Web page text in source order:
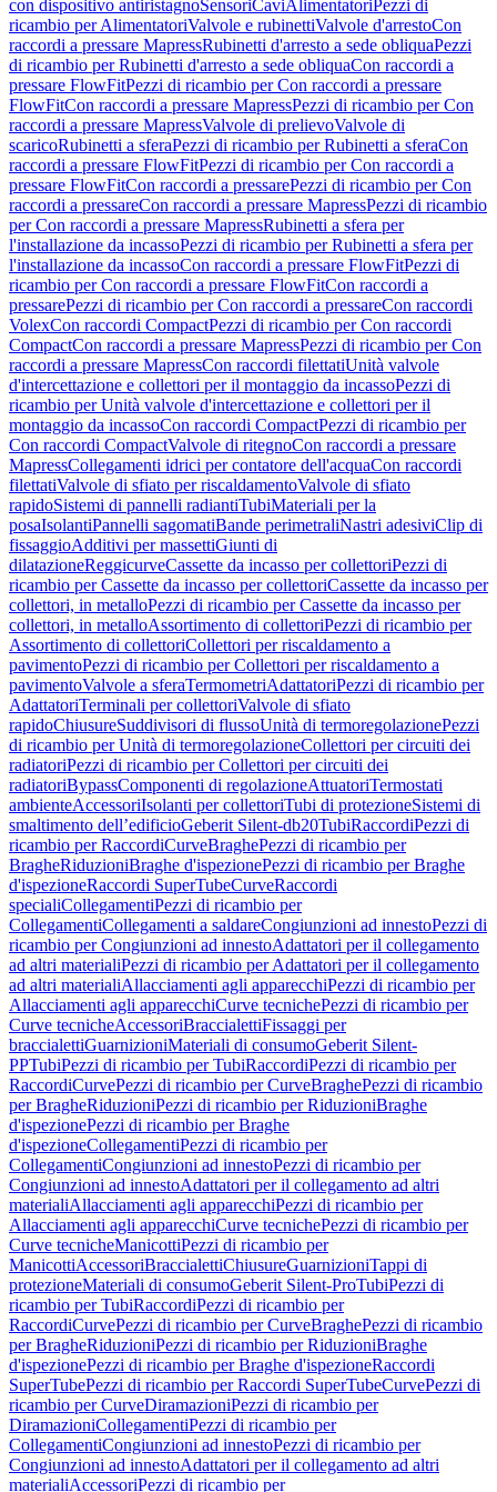
con dispositivo antiristagnoSensoriCaviAlimentatori Pezzi di
ricambio per AlimentatoriValvole e rubinettiValvole d'arrestoCon
raccordi a pressare MapressRubinetti d'arresto a sede obliquaPezzi
di ricambio per Rubinetti d'arresto a sede obliquaCon raccordi a
pressare FlowFitPezzi di ricambio per Con raccordi a pressare
FlowFitCon raccordi a pressare MapressPezzi di ricambio per Con
raccordi a pressare MapressValvole di prelievoValvole di
scaricoRubinetti a sferaPezzi di ricambio per Rubinetti a sferaCon
raccordi a pressare FlowFitPezzi di ricambio per Con raccordi a
pressare FlowFitCon raccordi a pressarePezzi di ricambio per Con
raccordi a pressareCon raccordi a pressare MapressPezzi di ricambio
per Con raccordi a pressare MapressRubinetti a sfera per
l'installazione da incassoPezzi di ricambio per Rubinetti a sfera per
l'installazione da incassoCon raccordi a pressare FlowFitPezzi di
ricambio per Con raccordi a pressare FlowFitCon raccordi a
pressarePezzi di ricambio per Con raccordi a pressareCon raccordi
VolexCon raccordi CompactPezzi di ricambio per Con raccordi
CompactCon raccordi a pressare MapressPezzi di ricambio per Con
raccordi a pressare MapressCon raccordi filettatiUnità valvole
d'intercettazione e collettori per il montaggio da incassoPezzi di
ricambio per Unità valvole d'intercettazione e collettori per il
montaggio da incassoCon raccordi CompactPezzi di ricambio per
Con raccordi CompactValvole di ritegnoCon raccordi a pressare
MapressCollegamenti idrici per contatore dell'acquaCon raccordi
filettatiValvole di sfiato per riscaldamentoValvole di sfiato
rapidoSistemi di pannelli radiantiTubiMateriali per la
posaIsolantiPannelli sagomatiBande perimetraliNastri adesiviClip di
fissaggioAdditivi per massettiGiunti di
dilatazioneReggicurveCassette da incasso per collettoriPezzi di
ricambio per Cassette da incasso per collettoriCassette da incasso per
collettori, in metalloPezzi di ricambio per Cassette da incasso per
collettori, in metalloAssortimento di collettoriPezzi di ricambio per
Assortimento di collettoriCollettori per riscaldamento a
pavimentoPezzi di ricambio per Collettori per riscaldamento a
pavimentoValvole a sferaTermometriAdattatoriPezzi di ricambio per
AdattatoriTerminali per collettoriValvole di sfiato
rapidoChiusureSuddivisori di flussoUnità di termoregolazionePezzi
di ricambio per Unità di termoregolazioneCollettori per circuiti dei
radiatoriPezzi di ricambio per Collettori per circuiti dei
radiatoriBypassComponenti di regolazioneAttuatoriTermostati
ambienteAccessoriIsolanti per collettoriTubi di protezioneSistemi di
smaltimento dell’edificioGeberit Silent-db20TubiRaccordiPezzi di
ricambio per RaccordiCurveBraghePezzi di ricambio per
BragheRiduzioniBraghe d'ispezionePezzi di ricambio per Braghe
d'ispezioneRaccordi SuperTubeCurveRaccordi
specialiCollegamentiPezzi di ricambio per
CollegamentiCollegamenti a saldareCongiunzioni ad innestoPezzi di
ricambio per Congiunzioni ad innestoAdattatori per il collegamento
ad altri materialiPezzi di ricambio per Adattatori per il collegamento
ad altri materialiAllacciamenti agli apparecchiPezzi di ricambio per
Allacciamenti agli apparecchiCurve tecnichePezzi di ricambio per
Curve tecnicheAccessoriBraccialettiFissaggi per
braccialettiGuarnizioniMateriali di consumoGeberit Silent-
PPTubiPezzi di ricambio per TubiRaccordiPezzi di ricambio per
RaccordiCurvePezzi di ricambio per CurveBraghePezzi di ricambio
per BragheRiduzioniPezzi di ricambio per RiduzioniBraghe
d'ispezionePezzi di ricambio per Braghe
d'ispezioneCollegamentiPezzi di ricambio per
CollegamentiCongiunzioni ad innestoPezzi di ricambio per
Congiunzioni ad innestoAdattatori per il collegamento ad altri
materialiAllacciamenti agli apparecchiPezzi di ricambio per
Allacciamenti agli apparecchiCurve tecnichePezzi di ricambio per
Curve tecnicheManicottiPezzi di ricambio per
ManicottiAccessoriBraccialettiChiusureGuarnizioniTappi di
protezioneMateriali di consumoGeberit Silent-ProTubiPezzi di
ricambio per TubiRaccordiPezzi di ricambio per
RaccordiCurvePezzi di ricambio per CurveBraghePezzi di ricambio
per BragheRiduzioniPezzi di ricambio per RiduzioniBraghe
d'ispezionePezzi di ricambio per Braghe d'ispezioneRaccordi
SuperTubePezzi di ricambio per Raccordi SuperTubeCurvePezzi di
ricambio per CurveDiramazioniPezzi di ricambio per
DiramazioniCollegamentiPezzi di ricambio per
CollegamentiCongiunzioni ad innestoPezzi di ricambio per
Congiunzioni ad innestoAdattatori per il collegamento ad altri
materialiAccessoriPezzi di ricambio per